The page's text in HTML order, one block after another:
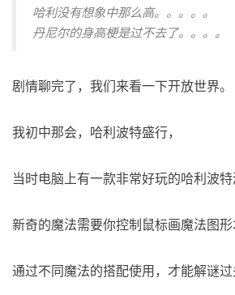
哈利没有想象中那么高。。。。。
丹尼尔的身高梗是过不去了。。。。
剧情聊完了，我们来看一下开放世界。
我初中那会，哈利波特盛行，
当时电脑上有一款非常好玩的哈利波特
新奇的魔法需要你控制鼠标画魔法图形
通过不同魔法的搭配使用，才能解谜过